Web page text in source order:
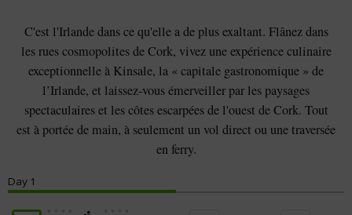
C'est l'Irlande dans ce qu'elle a de plus exaltant. Flânez dans
les rues cosmopolites de Cork, vivez une expérience culinaire
exceptionnelle à Kinsale, la « capitale gastronomique » de
l’Irlande, et laissez-vous émerveiller par les paysages
spectaculaires et les côtes escarpées de l'ouest de Cork. Tout
est à portée de main, à seulement un vol direct ou une traversée
en ferry.
Day 1